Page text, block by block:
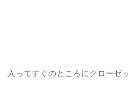
入ってすぐのところに クローゼ